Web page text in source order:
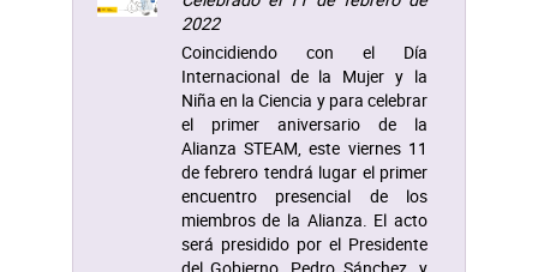
2022
Coincidiendo con el Día
Internacional de la Mujer y la
Niña en la Ciencia y para celebrar
el primer aniversario de la
Alianza STEAM, este viernes 11
de febrero tendrá lugar el primer
encuentro presencial de los
miembros de la Alianza. El acto
será presidido por el Presidente
del Gobierno, Pedro Sánchez, y